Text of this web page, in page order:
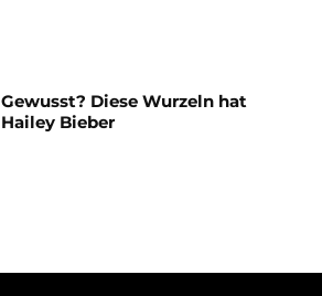
Gewusst? Diese Wurzeln hat
Hailey Bieber